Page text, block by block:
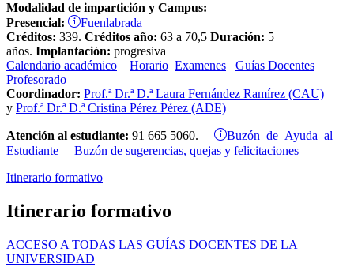
Modalidad de impartición y Campus:
Presencial:
Fuenlabrada
Créditos: 339. Créditos año: 63 a 70,5 Duración: 5
años. Implantación: progresiva
Calendario académico
Horario Examenes
Guías Docentes
Profesorado
Coordinador: Prof.ª Dr.ª D.ª Laura Fernández Ramírez (CAU)
y Prof.ª Dr.ª D.ª Cristina Pérez Pérez (ADE)
Atención al estudiante: 91 665 5060.
Buzón de Ayuda al
Estudiante
Buzón de sugerencias, quejas y felicitaciones
Itinerario formativo
Itinerario formativo
ACCESO A TODAS LAS GUÍAS DOCENTES DE LA
UNIVERSIDAD